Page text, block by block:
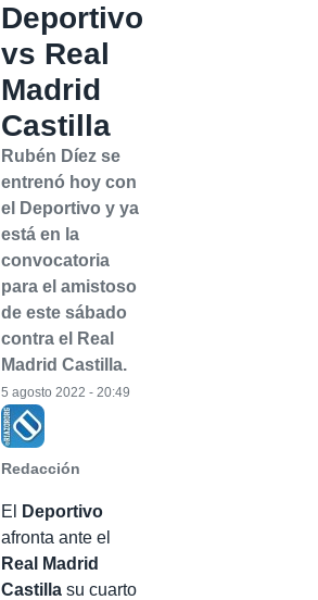
Deportivo
vs Real
Madrid
Castilla
Rubén Díez se
entrenó hoy con
el Deportivo y ya
está en la
convocatoria
para el amistoso
de este sábado
contra el Real
Madrid Castilla.
Redacción
5 agosto 2022 - 20:49
El
Deportivo
afronta ante el
Real Madrid
Castilla su cuarto